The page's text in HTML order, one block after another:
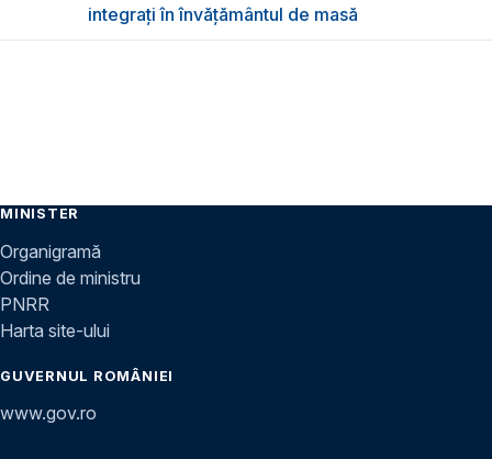
integraţi în învăţământul de masă
MINISTER
Organigramă
Ordine de ministru
PNRR
Harta site-ului
GUVERNUL ROMÂNIEI
www.gov.ro